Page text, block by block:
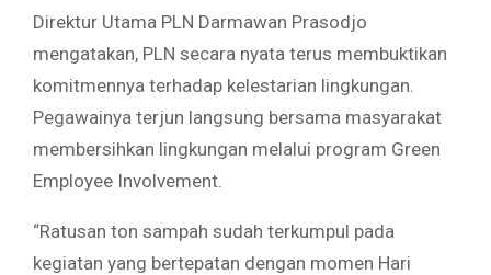
Direktur Utama PLN Darmawan Prasodjo
mengatakan, PLN secara nyata terus membuktikan
komitmennya terhadap kelestarian lingkungan.
Pegawainya terjun langsung bersama masyarakat
membersihkan lingkungan melalui program Green
Employee Involvement.
“Ratusan ton sampah sudah terkumpul pada
kegiatan yang bertepatan dengan momen Hari